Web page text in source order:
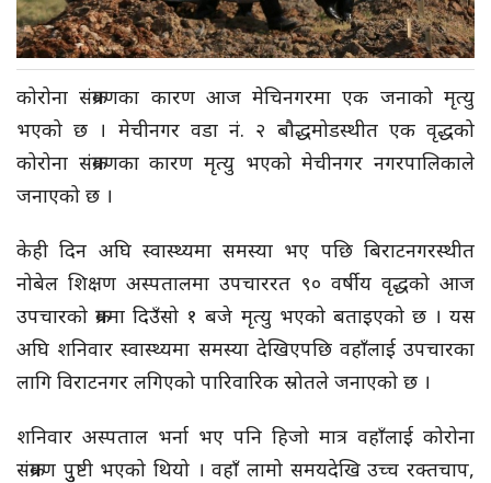
कोरोना संक्रमणका कारण आज मेचिनगरमा एक जनाको मृत्यु
भएको छ । मेचीनगर वडा नं. २ बौद्धमोडस्थीत एक वृद्धको
कोरोना संक्रमणका कारण मृत्यु भएको मेचीनगर नगरपालिकाले
जनाएको छ ।
केही दिन अघि स्वास्थ्यमा समस्या भए पछि बिराटनगरस्थीत
नोबेल शिक्षण अस्पतालमा उपचाररत ९० वर्षीय वृद्धको आज
उपचारको क्रममा दिउँसो १ बजे मृत्यु भएको बताइएको छ । यस
अघि शनिवार स्वास्थ्यमा समस्या देखिएपछि वहाँलाई उपचारका
लागि विराटनगर लगिएको पारिवारिक स्रोतले जनाएको छ ।
शनिवार अस्पताल भर्ना भए पनि हिजो मात्र वहाँलाई कोरोना
संक्रमण पुुष्टी भएको थियो । वहाँ लामो समयदेखि उच्च रक्तचाप,